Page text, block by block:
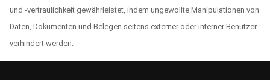
und -vertraulichkeit gewährleistet, indem ungewollte Manipulationen von
Daten, Dokumenten und Belegen seitens externer oder interner Benutzer
verhindert werden.